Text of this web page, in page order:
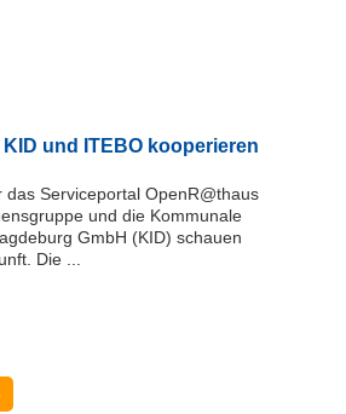
und ITEBO kooperieren
das Serviceportal OpenR@thaus
und die Kommunale
GmbH (KID) schauen
Die ...